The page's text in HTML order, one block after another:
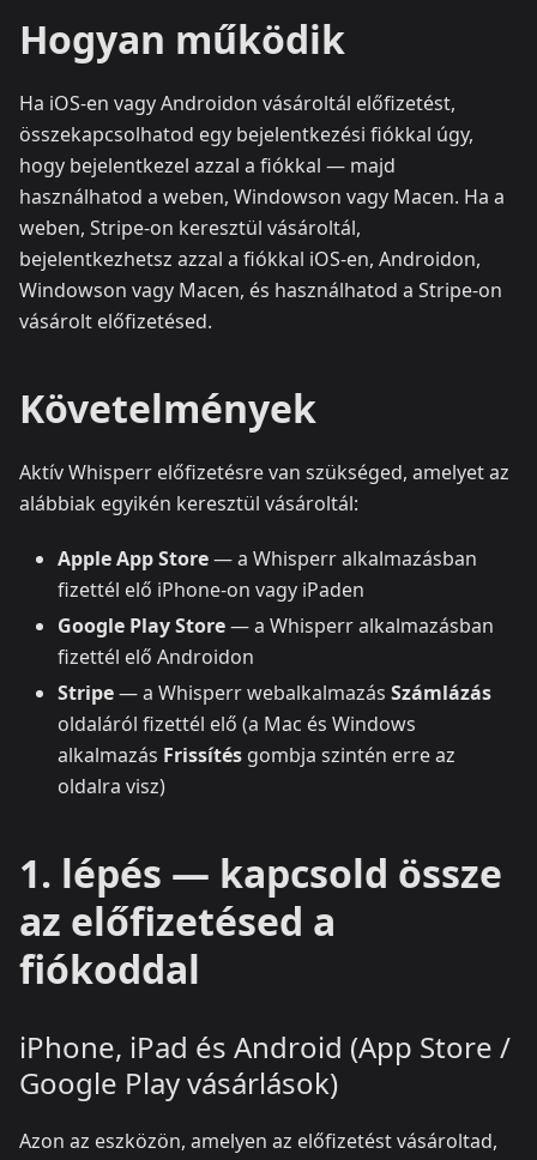
Hogyan működik
Ha iOS-en vagy Androidon vásároltál előfizetést,
összekapcsolhatod egy bejelentkezési fiókkal úgy,
hogy bejelentkezel azzal a fiókkal — majd
használhatod a weben, Windowson vagy Macen. Ha a
weben, Stripe-on keresztül vásároltál,
bejelentkezhetsz azzal a fiókkal iOS-en, Androidon,
Windowson vagy Macen, és használhatod a Stripe-on
vásárolt előfizetésed.
Követelmények
Aktív Whisperr előfizetésre van szükséged, amelyet az
alábbiak egyikén keresztül vásároltál:
Apple App Store— a Whisperr alkalmazásban
fizettél elő iPhone-on vagy iPaden
Google Play Store— a Whisperr alkalmazásban
fizettél elő Androidon
Stripe— a Whisperr webalkalmazás Számlázás
oldaláról fizettél elő (a Mac és Windows
alkalmazás Frissítés gombja szintén erre az
oldalra visz)
1. lépés — kapcsold össze
az előfizetésed a
fiókoddal
iPhone, iPad és Android (App Store /
Google Play vásárlások)
Azon az eszközön, amelyen az előfizetést vásároltad,